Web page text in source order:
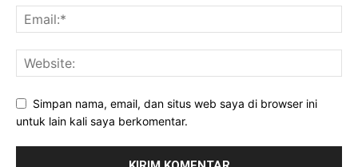
Simpan nama, email, dan situs web saya di browser ini
untuk lain kali saya berkomentar.